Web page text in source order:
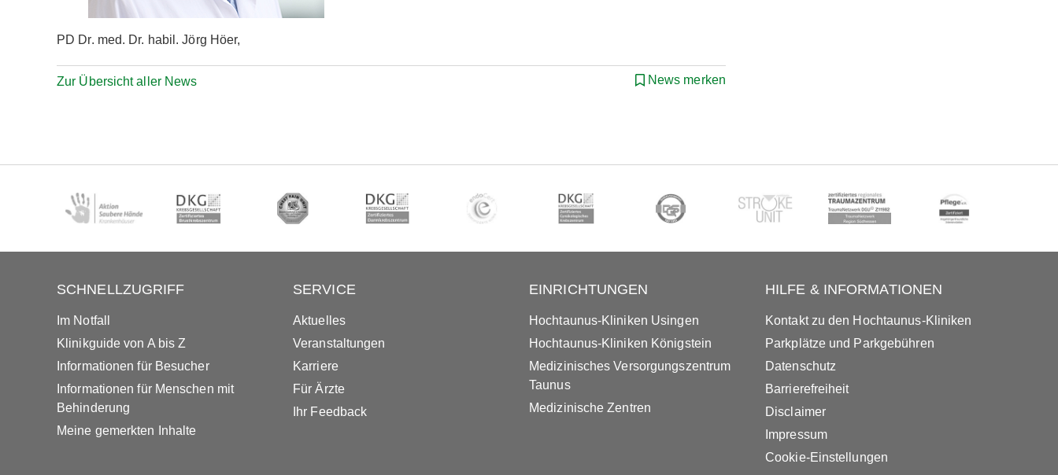
PD Dr. med. Dr. habil. Jörg Höer,
Zur Übersicht aller News News merken
SCHNELLZUGRIFF
Im Notfall
Klinikguide von A bis Z
Informationen für Besucher
Informationen für Menschen mit
Behinderung
Meine gemerkten Inhalte
SERVICE
Aktuelles
Veranstaltungen
Karriere
Für Ärzte
Ihr Feedback
EINRICHTUNGEN
Hochtaunus-Kliniken Usingen
Hochtaunus-Kliniken Königstein
Medizinisches Versorgungszentrum
Taunus
Medizinische Zentren
HILFE & INFORMATIONEN
Kontakt zu den Hochtaunus-Kliniken
Parkplätze und Parkgebühren
Datenschutz
Barrierefreiheit
Disclaimer
Impressum
Cookie-Einstellungen